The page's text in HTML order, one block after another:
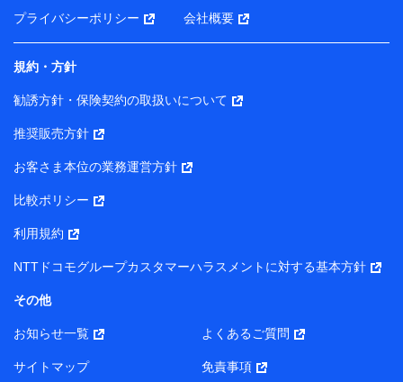
サービス・商品等に関するご提案や広告の配信等を行う
ことがあります。）
各種セミナーの開催のため
コンサルティングサービスの実施のため
アンケートやキャンペーン等の実施のため
上記に係る案内・手続き・管理等付帯業務を行うため
所・代表者名】
り）
株式会社NTTドコモ・フィナンシャルグループ 代表取締役
社長 廣井 孝史
東京都中央区日本橋人形町2-14-10 アーバンネット日本橋
株式会社ドコモ・インシュアランス 代表取締役社長 吉
村 忠義
プライバシーポリシー 会社概要
規約・方針
勧誘方針・保険契約の取扱いについて
推奨販売方針
お客さま本位の業務運営方針
比較ポリシー
利用規約
NTTドコモグループカスタマーハラスメントに対する基本方針
その他
お知らせ一覧 よくあるご質問
サイトマップ 免責事項